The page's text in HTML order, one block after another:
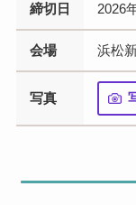
締切日 2026
会場 浜松
写真